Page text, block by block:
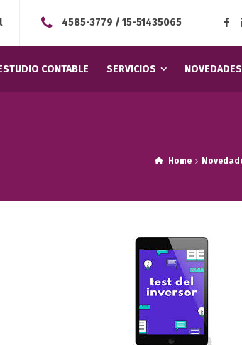
4585-3779 /15-51435065
CONTABLE SERVICIOS
Home